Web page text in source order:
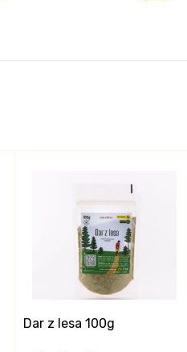
390g
Dar z lesa 100g